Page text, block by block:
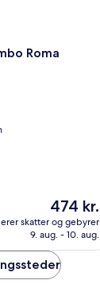
Roma
Prisen
474 kr.
474 kr.
skatter og gebyrer
9. aug. - 10. aug.